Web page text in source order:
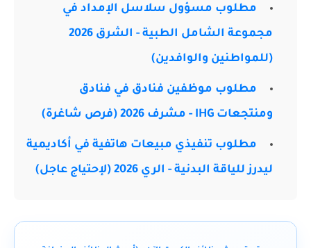
مطلوب مسؤول سلاسل الإمداد في
مجموعة الشامل الطبية - الشرق 2026
(للمواطنين والوافدين)
مطلوب موظفين فنادق في فنادق
ومنتجعات IHG - مشرف 2026 (فرص شاغرة)
مطلوب تنفيذي مبيعات هاتفية في أكاديمية
ليدرز للياقة البدنية - الري 2026 (لإحتياج عاجل)